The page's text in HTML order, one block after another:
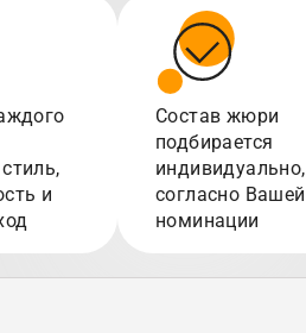
и
Состав жюри
подбирается
индивидуально,
согласно Вашей
номинации